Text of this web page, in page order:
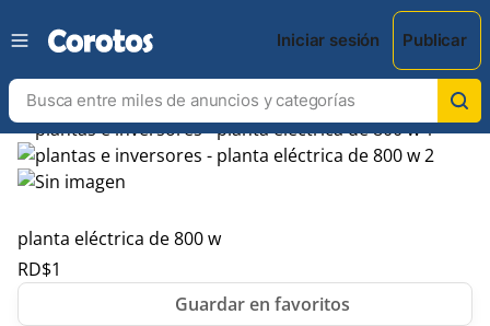
Iniciar sesión Publicar
planta eléctrica de 800 w
RD$1